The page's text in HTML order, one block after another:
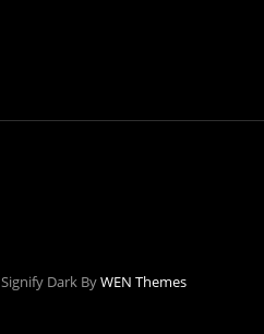
Signify Dark ByWEN Themes